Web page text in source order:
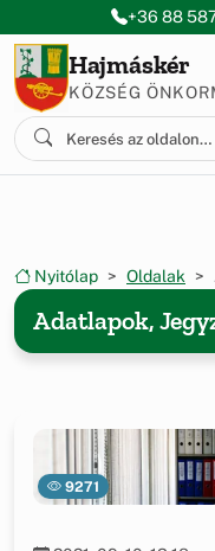
Ugrás a menüre
Ugrás a tartalomra
+36 88
Hajmáskér
KÖZSÉG
Nyitólap Oldalak
Adatlapok,
9271